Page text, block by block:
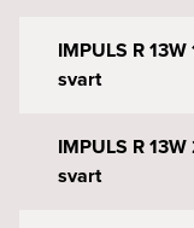
IMPULS R 13W
svart
IMPULS R
svart